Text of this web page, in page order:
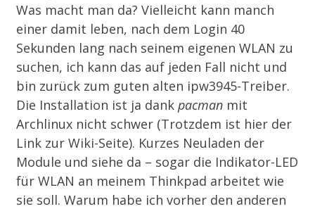
Was macht man da? Vielleicht kann manch
einer damit leben, nach dem Login 40
Sekunden lang nach seinem eigenen WLAN zu
suchen, ich kann das auf jeden Fall nicht und
bin zurück zum guten alten ipw3945-Treiber.
Die Installation ist ja dankpacman mit
Archlinux nicht schwer (Trotzdem ist hier der
Link zur Wiki-Seite). Kurzes Neuladen der
Module und siehe da – sogar die Indikator-LED
für WLAN an meinem Thinkpad arbeitet wie
sie soll. Warum habe ich vorher den anderen